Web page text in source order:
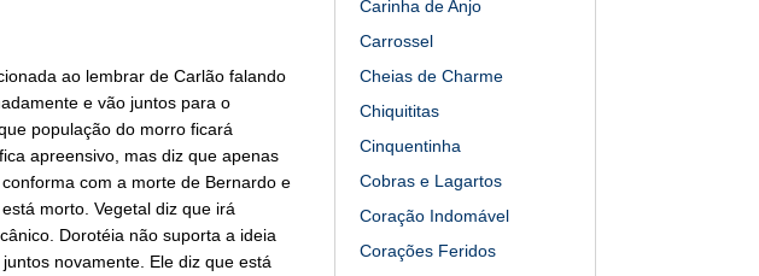
ao lembrar de Carlão falando
e vão juntos para o
população do morro ficará
apreensivo, mas diz que apenas
com a morte de Bernardo e
morto. Vegetal diz que irá
Dorotéia não suporta a ideia
novamente. Ele diz que está
Carinha de Anjo
Carrossel
Cheias de Charme
Chiquititas
Cinquentinha
Cobras e Lagartos
Coração Indomável
Corações Feridos